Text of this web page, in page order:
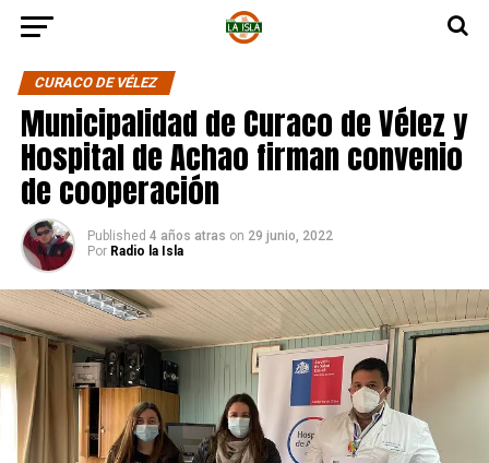
CURACO DE VÉLEZ
Municipalidad de Curaco de Vélez y
Hospital de Achao firman convenio
de cooperación
Published 4 años atras on 29 junio, 2022
Por Radio la Isla